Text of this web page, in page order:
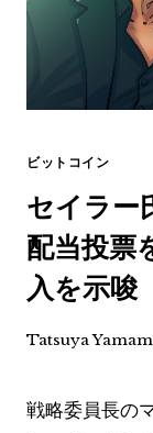
ビットコイン
セイラー
配当投票
入を示唆
Tatsuya
戦略委員長の